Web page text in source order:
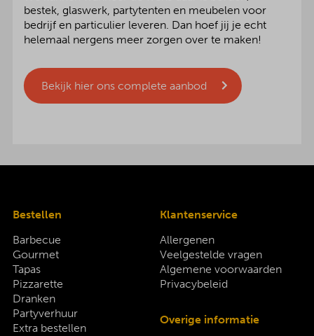
bestek, glaswerk, partytenten en meubelen voor
bedrijf en particulier leveren. Dan hoef jij je echt
helemaal nergens meer zorgen over te maken!
Bekijk hier ons complete aanbod
Bestellen
Barbecue
Gourmet
Tapas
Pizzarette
Dranken
Partyverhuur
Extra bestellen
Klantenservice
Allergenen
Veelgestelde vragen
Algemene voorwaarden
Privacybeleid
Overige informatie